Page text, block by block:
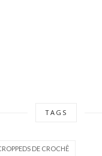
TAGS
DE CROCHÊ